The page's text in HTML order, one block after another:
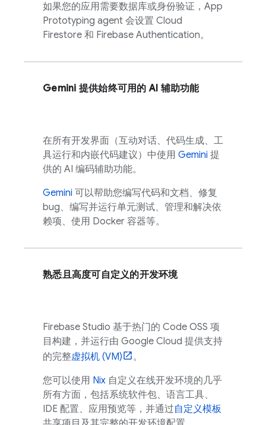
如果您的应用需要数据库或身份验证， App
Prototyping agent 会设置 Cloud
Firestore 和 Firebase Authentication。
Gemini 提供始终可用的 AI 辅助功能
在所有开发界面（互动对话、代码生成、工
具运行和内嵌代码建议）中使用 Gemini 提
供的 AI 编码辅助功能。
Gemini 可以帮助您编写代码和文档、修复
bug、编写并运行单元测试、管理和解决依
赖项、使用 Docker 容器等。
熟悉且高度可自定义的开发环境
Firebase Studio 基于热门的 Code OSS 项
目构建，并运行由 Google Cloud 提供支持
的完整虚拟机 (VM)
。
您可以使用 Nix 自定义在线开发环境的几乎
所有方面，包括系统软件包、语言工具、
IDE 配置、应用预览等，并通过自定义模板